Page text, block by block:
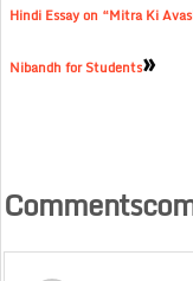
Hindi Essay on “Mitra Ki
Nibandh for Students»